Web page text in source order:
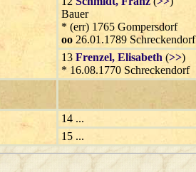
Bauer
* (err) 1765 Gompersdorf
oo 26.01.1789 Schreckendorf
13 Frenzel, Elisabeth (>>)
* 16.08.1770 Schreckendorf
14 ...
15 ...